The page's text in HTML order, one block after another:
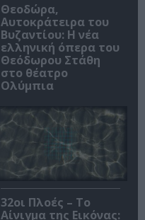
Θεοδώρα,
Αυτοκράτειρα του
Βυζαντίου: Η νέα
ελληνική όπερα του
Θεόδωρου Στάθη
στο θέατρο
Ολύμπια
32οι Πλοές – Το
Αίνιγμα της Εικόνας: